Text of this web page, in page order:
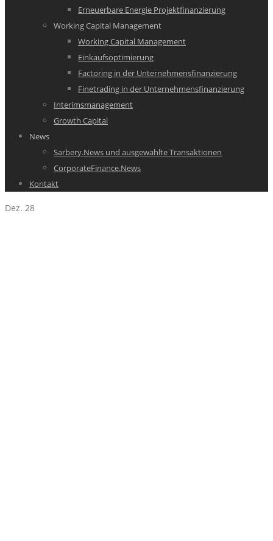
Erneuerbare Energie Projektfinanzierung
Working Capital Management
Working Capital Management
Einkaufsoptimierung
Factoring in der Unternehmensfinanzierung
Finetrading in der Unternehmensfinanzierung
Interimsmanagement
Growth Capital
News
Sarbery.News und ausgewählte Transaktionen
CorporateFinance.News
Kontakt
Dez. 28